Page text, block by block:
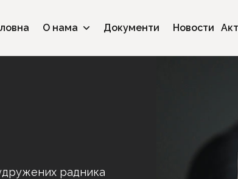
О нама Документи Новости
радника